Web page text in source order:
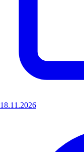
18.11.2026